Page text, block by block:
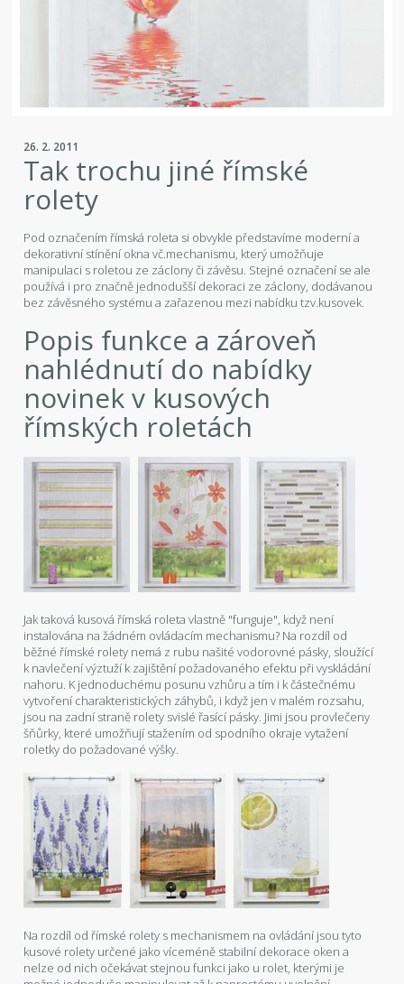
26. 2. 2011
Tak trochu jiné římské
rolety
Pod označením římská roleta si obvykle představíme moderní a
dekorativní stínění okna vč.mechanismu, který umožňuje
manipulaci s roletou ze záclony či závěsu. Stejné označení se ale
používá i pro značně jednodušší dekoraci ze záclony, dodávanou
bez závěsného systému a zařazenou mezi nabídku tzv.kusovek.
Popis funkce a zároveň
nahlédnutí do nabídky
novinek v kusových
římských roletách
Jak taková kusová římská roleta vlastně "funguje", když není
instalována na žádném ovládacím mechanismu? Na rozdíl od
běžné římské rolety nemá z rubu našité vodorovné pásky, sloužící
k navlečení výztuží k zajištění požadovaného efektu při vyskládání
nahoru. K jednoduchému posunu vzhůru a tím i k částečnému
vytvoření charakteristických záhybů, i když jen v malém rozsahu,
jsou na zadní straně rolety svislé řasící pásky. Jimi jsou provlečeny
šňůrky, které umožňují stažením od spodního okraje vytažení
roletky do požadované výšky.
Na rozdíl od římské rolety s mechanismem na ovládání jsou tyto
kusové rolety určené jako víceméně stabilní dekorace oken a
nelze od nich očekávat stejnou funkci jako u rolet, kterými je